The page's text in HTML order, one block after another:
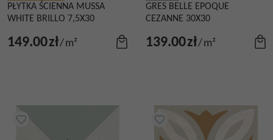
PŁYTKA ŚCIENNA MUSSA
WHITE BRILLO 7,5X30
149.00zł/m²
GRES BELLE EPOQUE
CEZANNE 30X30
139.00zł/m²